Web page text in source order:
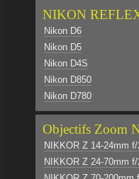
NIKON
Nikon D6
Nikon D5
Nikon D4S
Nikon D850
Nikon D780
Objectifs Zoom
NIKKOR Z 14-24mm
NIKKOR Z 24-70mm